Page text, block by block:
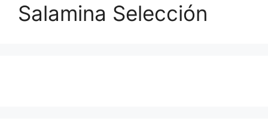
Salamina Selección